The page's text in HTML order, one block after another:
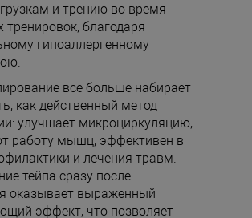
и трению во время
тренировок, благодаря
гипоаллергенному
все больше набирает
как действенный метод
улучшает микроциркуляцию,
работу мышц, эффективен в
и лечения травм.
тейпа сразу после
оказывает выраженный
эффект, что позволяет